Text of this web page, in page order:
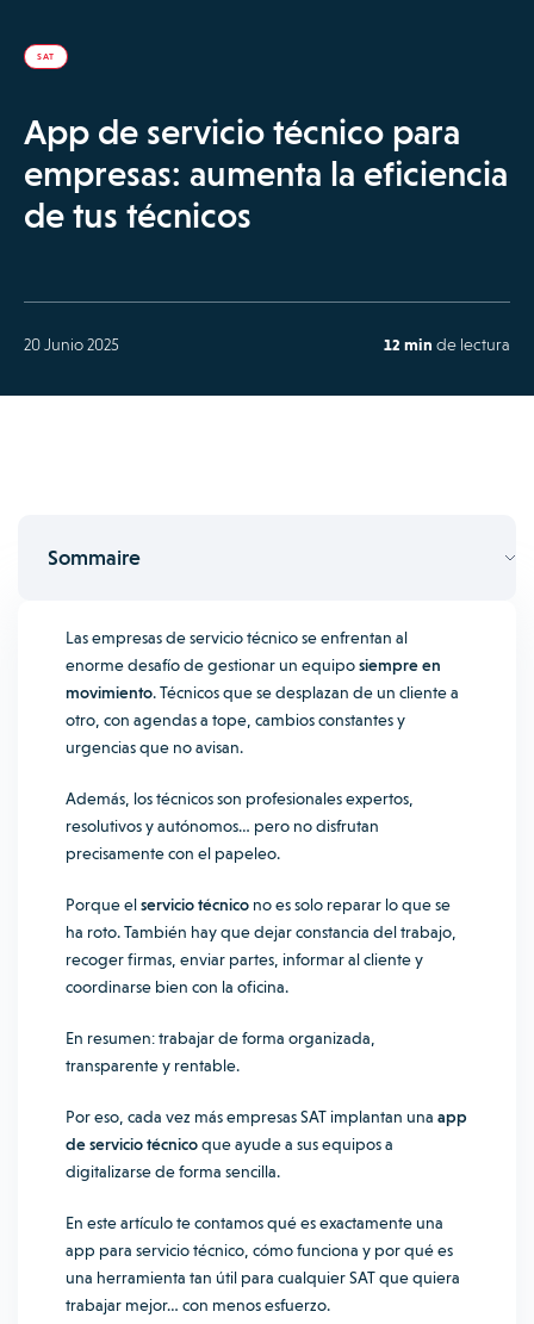
SAT
App de servicio técnico para
empresas: aumenta la eficiencia
de tus técnicos
20 Junio 2025 12 min de lectura
Sommaire
Las empresas de servicio técnico se enfrentan al
enorme desafío de gestionar un equiposiempre en
movimiento. Técnicos que se desplazan de un cliente a
otro, con agendas a tope, cambios constantes y
urgencias que no avisan.
Además, los técnicos son profesionales expertos,
resolutivos y autónomos… pero no disfrutan
precisamente con el papeleo.
Porque elservicio técnico no es solo reparar lo que se
ha roto. También hay que dejar constancia del trabajo,
recoger firmas, enviar partes, informar al cliente y
coordinarse bien con la oficina.
En resumen: trabajar de forma organizada,
transparente y rentable.
Por eso, cada vez más empresas SAT implantan una app
de servicio técnicoque ayude a sus equipos a
digitalizarse de forma sencilla.
En este artículo te contamos qué es exactamente una
app para servicio técnico, cómo funciona y por qué es
una herramienta tan útil para cualquier SAT que quiera
trabajar mejor… con menos esfuerzo.